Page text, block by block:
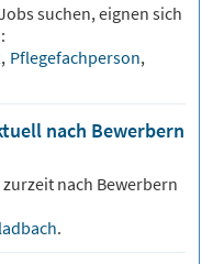
suchen, eignen sich
, Pflegefachperson,
nach Bewerbern
nach Bewerbern
.